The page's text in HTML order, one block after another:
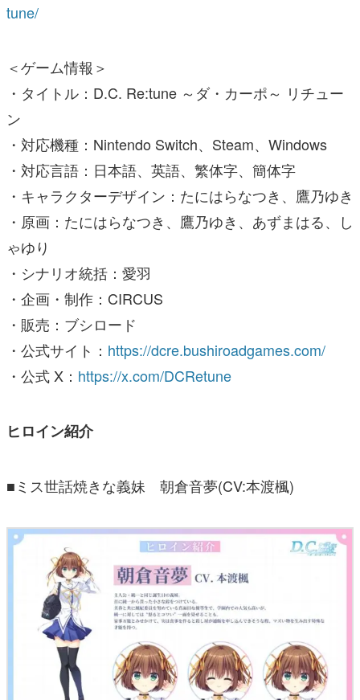
tune/
＜ゲーム情報＞
・タイトル：D.C. Re:tune ～ダ・カーポ～ リチュー
ン
・対応機種：Nintendo Switch、Steam、Windows
・対応言語：日本語、英語、繁体字、簡体字
・キャラクターデザイン：たにはらなつき、鷹乃ゆき
・原画：たにはらなつき、鷹乃ゆき、あずまはる、し
ゃゆり
・シナリオ統括：愛羽
・企画・制作：CIRCUS
・販売：ブシロード
・公式サイト： https://dcre.bushiroadgames.com/
・公式 X： https://x.com/DCRetune
ヒロイン紹介
■ミス世話焼きな義妹 朝倉音夢(CV:本渡楓)